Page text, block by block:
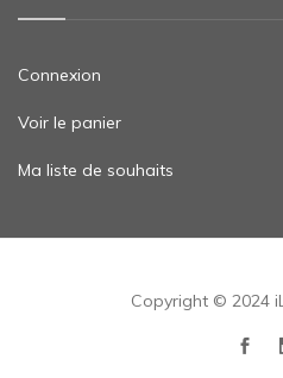
Connexion
Voir le panier
Ma liste de souhaits
Copyright © 2024